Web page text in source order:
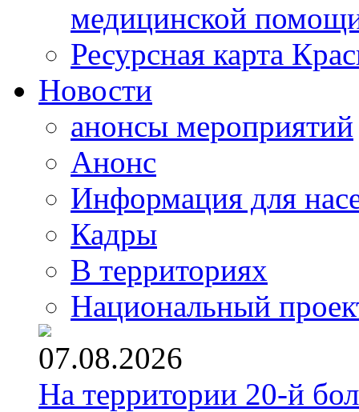
медицинской
Ресурсная карта
Новости
анонсы мероприятий
Анонс
Информация для
Кадры
В территориях
Национальный
07.08.2026
На территории 20-й